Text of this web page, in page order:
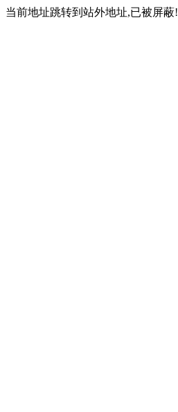
当前地址跳转到站外地址,已被屏蔽!